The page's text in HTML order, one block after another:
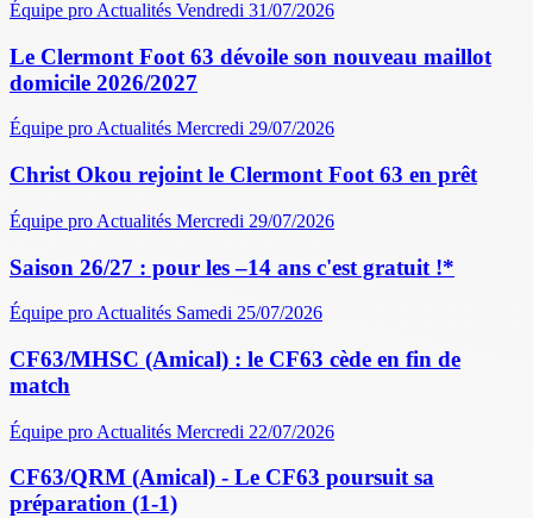
Équipe pro Actualités Vendredi 31/07/2026
Le Clermont Foot 63 dévoile son nouveau maillot
domicile 2026/2027
Équipe proActualités Mercredi 29/07/2026
Christ Okou rejoint le Clermont Foot 63 en prêt
Équipe pro Actualités Mercredi 29/07/2026
Saison 26/27 : pour les –14 ans c'est gratuit !*
Équipe pro Actualités Samedi 25/07/2026
CF63/MHSC (Amical) : le CF63 cède en fin de
match
Équipe pro Actualités Mercredi 22/07/2026
CF63/QRM (Amical) - Le CF63 poursuit sa
préparation (1-1)